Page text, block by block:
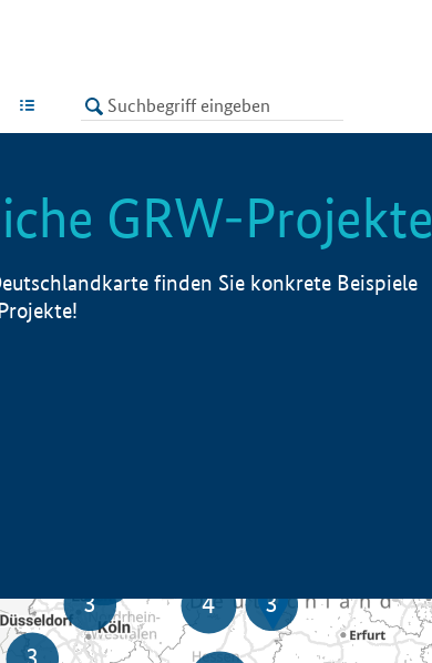
LISTE
GRW-Projekte
finden Sie konkrete Beispiele